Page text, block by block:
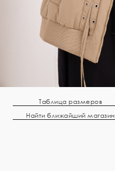
Таблица размеров
Найти ближайший магазин